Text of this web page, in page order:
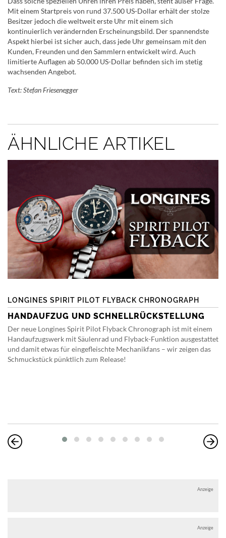
Mit einem Startpreis von rund 37.500 US-Dollar erhält der stolze
Besitzer jedoch die weltweit erste Uhr mit einem sich
kontinuierlich verändernden Erscheinungsbild. Der spannendste
Aspekt hierbei ist sicher auch, dass jede Uhr gemeinsam mit den
Kunden, Freunden und den Sammlern entwickelt wird. Auch
limitierte Auflagen ab 50.000 US-Dollar befinden sich im stetig
wachsenden Angebot.
Text: Stefan Friesenegger
ÄHNLICHE ARTIKEL
LONGINES SPIRIT PILOT FLYBACK CHRONOGRAPH
HANDAUFZUG UND SCHNELLRÜCKSTELLUNG
Der neue Longines Spirit Pilot Flyback Chronograph ist mit einem
Handaufzugswerk mit Säulenrad und Flyback-Funktion ausgestattet
und damit etwas für eingefleischte Mechanikfans – wir zeigen das
Schmuckstück pünktlich zum Release!
Anzeige
Anzeige